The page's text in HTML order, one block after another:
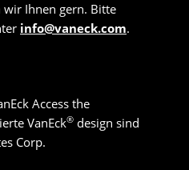
wir Ihnen gern. Bitte
info@vaneck.com.
Access the
VanEck® design sind
Corp.